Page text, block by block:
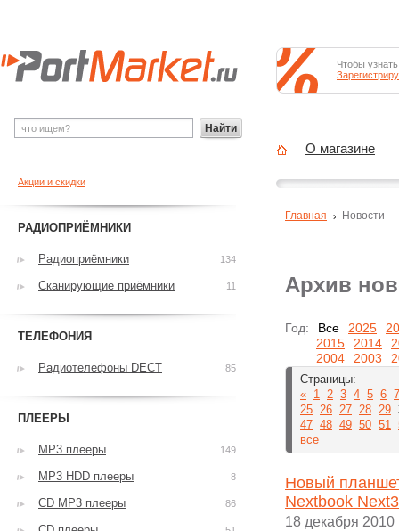
Архив
Год: Все 2025
2015
2014
2004
2003
Страницы:
« 1 2 3 4 5 6 7
25 26 27 28 29
47 48 49 50 51
все
Новый
Nextbook Next3
18 декабря 2010
Главная Новости
Акции и скидки
РАДИОПРИЁМНИКИ
Радиоприёмники 134
Сканирующие приёмники 11
ТЕЛЕФОНИЯ
Радиотелефоны DECT 85
ПЛЕЕРЫ
MP3 плееры 149
MP3 HDD плееры 8
CD MP3 плееры 86
Найти
Чтобы
О магазине